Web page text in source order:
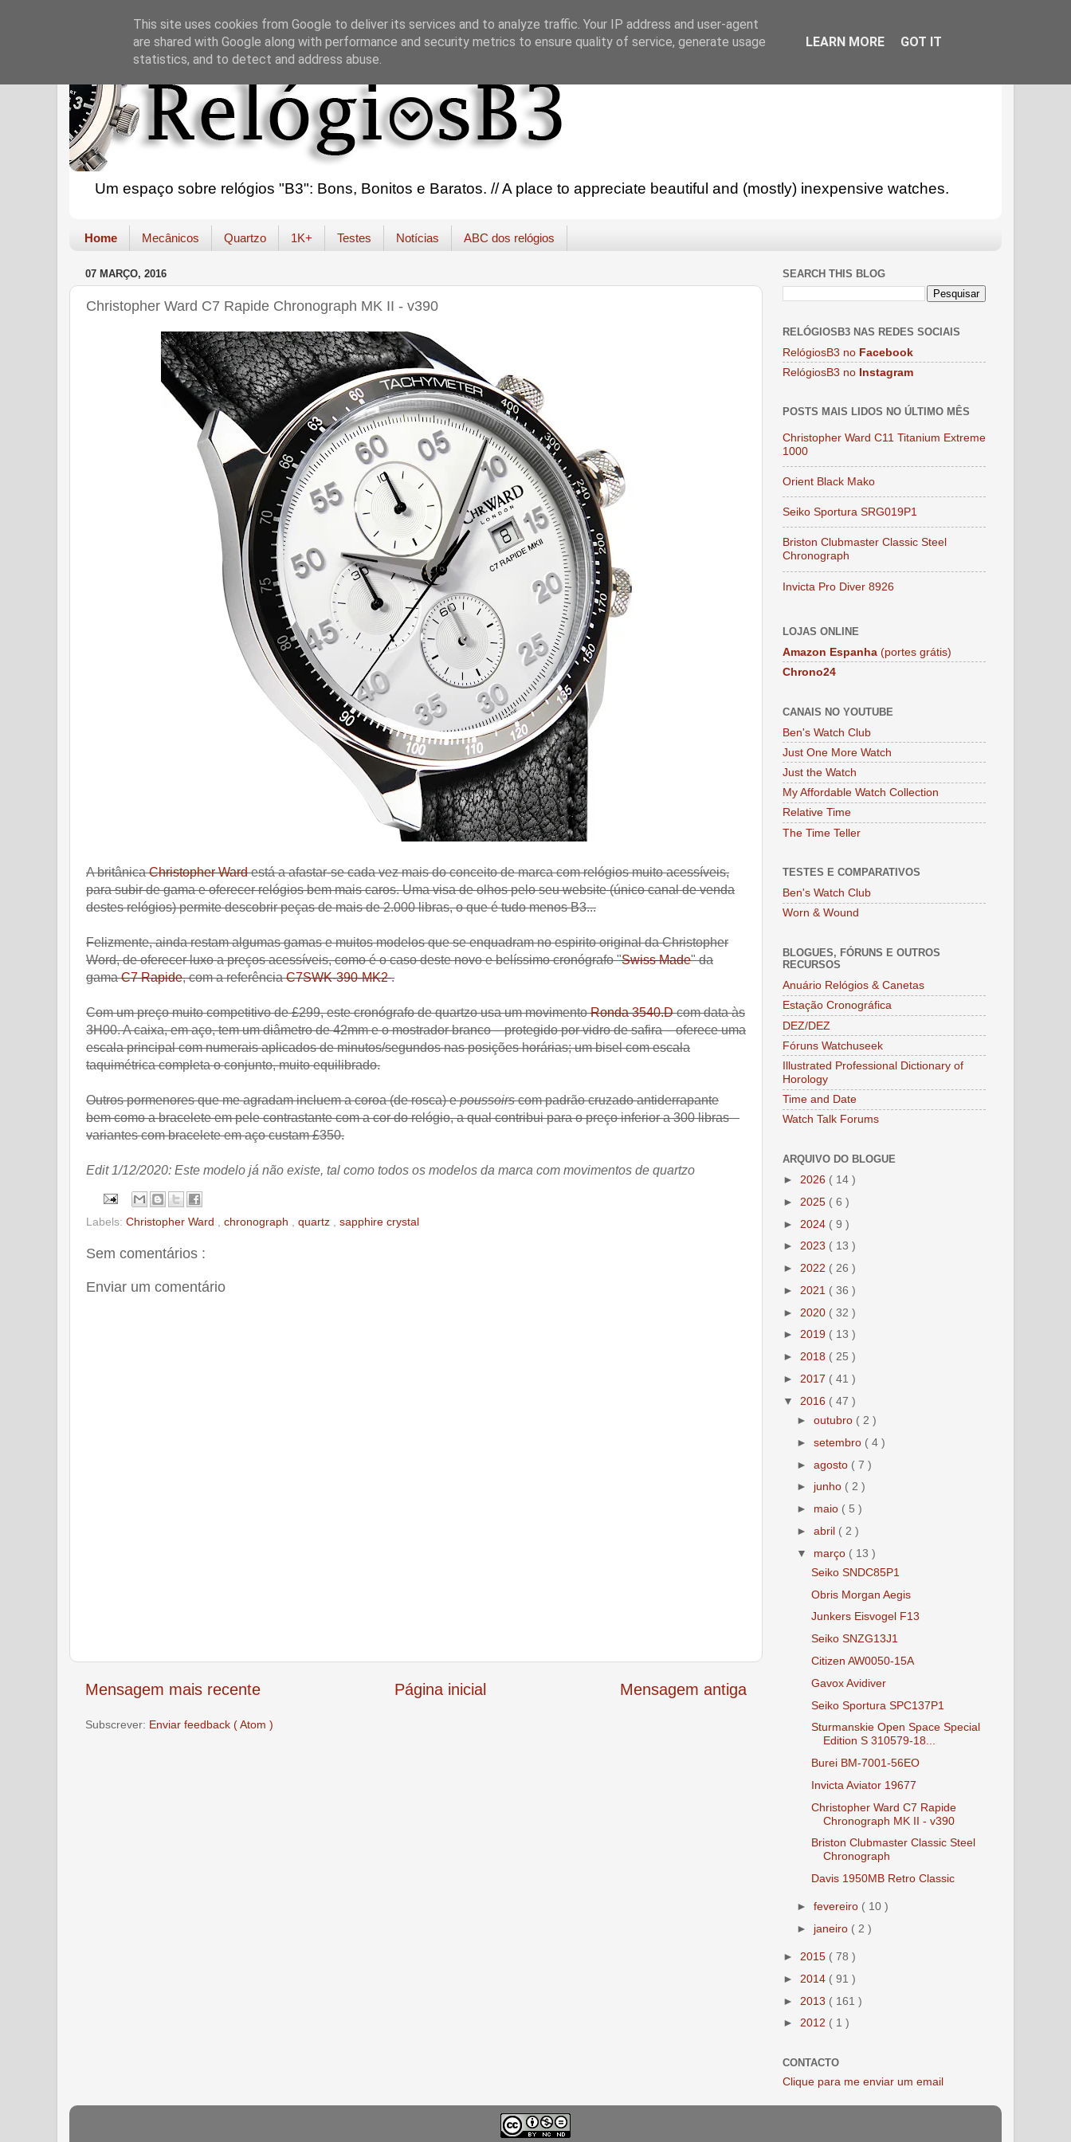
Um espaço sobre relógios "B3": Bons, Bonitos e Baratos. // A place to appreciate beautiful and (mostly) inexpensive watches.
Home Mecânicos Quartzo 1K+ Testes Notícias ABC dos relógios
07 MARÇO, 2016
Christopher Ward C7 Rapide Chronograph MK II - v390
A britânicaChristopher Wardestá a afastar-se cada vez mais do conceito de marca com relógios muito acessíveis,
para subir de gama e oferecer relógios bem mais caros. Uma visa de olhos pelo seu website (único canal de venda
destes relógios) permite descobrir peças de mais de 2.000 libras, o que é tudo menos B3...
Felizmente, ainda restam algumas gamas e muitos modelos que se enquadram no espirito original da Christopher
Word, de oferecer luxo a preços acessíveis, como é o caso deste novo e belíssimo cronógrafo "Swiss Made" da
gamaC7 Rapide, com a referênciaC7SWK-390-MK2.
Com um preço muito competitivo de £299, este cronógrafo de quartzo usa um movimentoRonda 3540.Dcom data às
3H00. A caixa, em aço, tem um diâmetro de 42mm e o mostrador branco – protegido por vidro de safira – oferece uma
escala principal com numerais aplicados de minutos/segundos nas posições horárias; um bisel com escala
taquimétrica completa o conjunto, muito equilibrado.
Outros pormenores que me agradam incluem a coroa (de rosca) epoussoirscom padrão cruzado antiderrapante
bem como a bracelete em pele contrastante com a cor do relógio, a qual contribui para o preço inferior a 300 libras –
variantes com bracelete em aço custam £350.
Edit 1/12/2020: Este modelo já não existe, tal como todos os modelos da marca com movimentos de quartzo
Labels: Christopher Ward chronograph quartz sapphire crystal
Sem comentários :
Enviar um comentário
Mensagem mais recente Mensagem antiga
Página inicial
Subscrever: Enviar feedback ( Atom )
SEARCH THIS BLOG
RELÓGIOSB3 NAS REDES SOCIAIS
RelógiosB3 no Facebook
RelógiosB3 no Instagram
POSTS MAIS LIDOS NO ÚLTIMO MÊS
Christopher Ward C11 Titanium Extreme
1000
Orient Black Mako
Seiko Sportura SRG019P1
Briston Clubmaster Classic Steel
Chronograph
Invicta Pro Diver 8926
LOJAS ONLINE
Amazon Espanha (portes grátis)
Chrono24
CANAIS NO YOUTUBE
Ben's Watch Club
Just One More Watch
Just the Watch
My Affordable Watch Collection
Relative Time
The Time Teller
TESTES E COMPARATIVOS
Ben's Watch Club
Worn & Wound
BLOGUES, FÓRUNS E OUTROS
RECURSOS
Anuário Relógios & Canetas
Estação Cronográfica
DEZ/DEZ
Fóruns Watchuseek
Illustrated Professional Dictionary of
Horology
Time and Date
Watch Talk Forums
ARQUIVO DO BLOGUE
► 2026 ( 14 )
► 2025 ( 6 )
► 2024 ( 9 )
► 2023 ( 13 )
► 2022 ( 26 )
► 2021 ( 36 )
► 2020 ( 32 )
► 2019 ( 13 )
► 2018 ( 25 )
► 2017 ( 41 )
▼ 2016 ( 47 )
►outubro ( 2 )
►setembro ( 4 )
►agosto ( 7 )
► junho ( 2 )
► maio ( 5 )
►abril ( 2 )
▼ março ( 13 )
Seiko SNDC85P1
Obris Morgan Aegis
Junkers Eisvogel F13
Seiko SNZG13J1
Citizen AW0050-15A
Gavox Avidiver
Seiko Sportura SPC137P1
Sturmanskie Open Space Special
Edition S 310579-18...
Burei BM-7001-56EO
Invicta Aviator 19677
Christopher Ward C7 Rapide
Chronograph MK II - v390
Briston Clubmaster Classic Steel
Chronograph
Davis 1950MB Retro Classic
►fevereiro ( 10 )
► janeiro ( 2 )
► 2015 ( 78 )
► 2014 ( 91 )
► 2013 ( 161 )
► 2012 ( 1 )
CONTACTO
Clique para me enviar um email
This site uses cookies from Google to deliver its services and to analyze traffic. Your IP address and user-agent
are shared with Google along with performance and security metrics to ensure quality of service, generate usage
statistics, and to detect and address abuse.
LEARN MORE GOT IT